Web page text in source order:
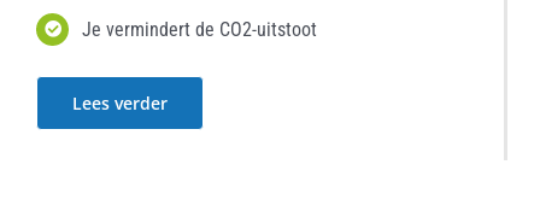
Je vermindert de CO2-uitstoot
Lees verder